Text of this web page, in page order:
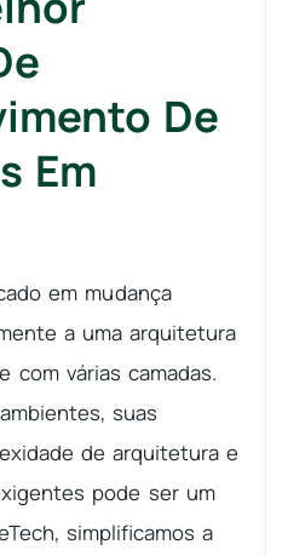
De
Em
em mudança
a uma arquitetura
com várias camadas.
suas
de arquitetura e
pode ser um
simplificamos a